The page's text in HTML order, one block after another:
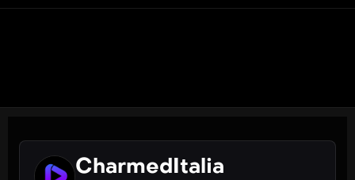
Tra bene e male
CharmedItalia